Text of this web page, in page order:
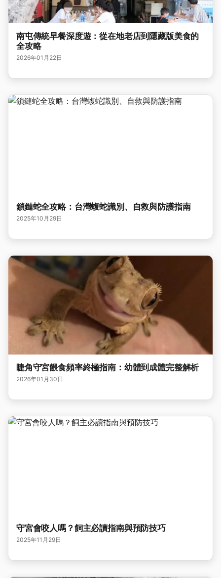
南屯傳統早餐深度遊：從在地老店到隱藏版美食的
全攻略
2026年01月22日
鎖鏈蛇全攻略：台灣蝮蛇識別、自救與防護指南
2025年10月29日
睫角守宮餵食頻率終極指南：幼體到成體完整解析
2026年01月30日
守宮會咬人嗎？飼主必讀指南與預防技巧
2025年11月29日